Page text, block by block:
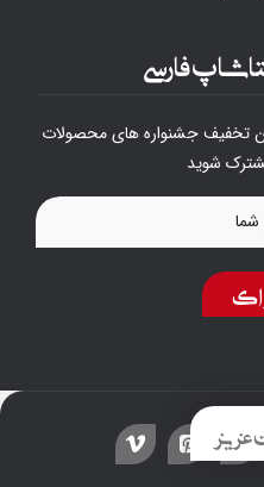
فارسی
تخفیف جشنواره های محصولات
شوید